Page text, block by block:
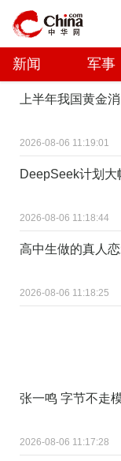
新闻 军事
上半年我国黄金
2026-08-06 11:19:01
DeepSeek计划
2026-08-06 11:18:44
高中生做的真人
2026-08-06 11:18:25
张一鸣 字节不走
2026-08-06 11:17:28